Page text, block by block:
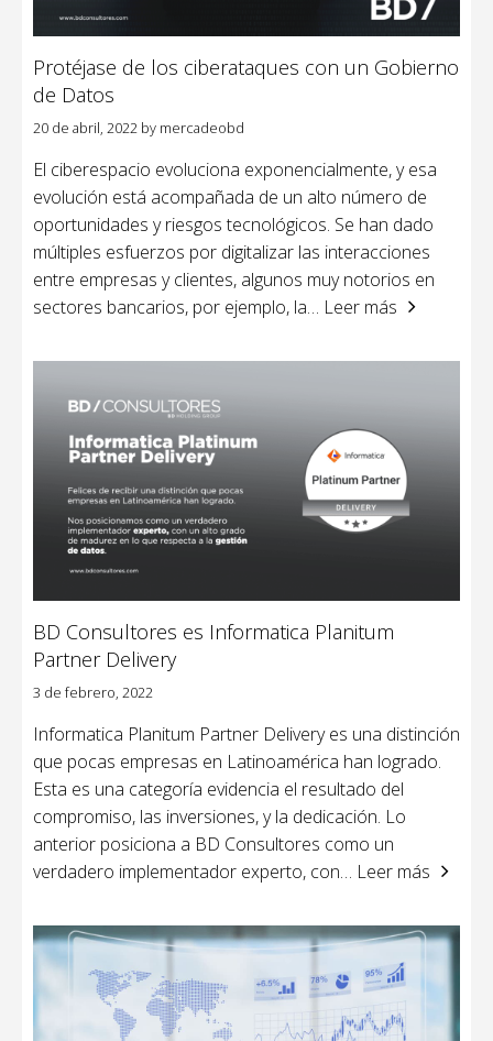
Protéjase de los ciberataques con un Gobierno
de Datos
20 de abril, 2022 by mercadeobd
El ciberespacio evoluciona exponencialmente, y esa
evolución está acompañada de un alto número de
oportunidades y riesgos tecnológicos. Se han dado
múltiples esfuerzos por digitalizar las interacciones
entre empresas y clientes, algunos muy notorios en
sectores bancarios, por ejemplo, la… Leer más
BD Consultores es Informatica Planitum
Partner Delivery
3 de febrero, 2022
Informatica Planitum Partner Delivery es una distinción
que pocas empresas en Latinoamérica han logrado.
Esta es una categoría evidencia el resultado del
compromiso, las inversiones, y la dedicación. Lo
anterior posiciona a BD Consultores como un
verdadero implementador experto, con… Leer más